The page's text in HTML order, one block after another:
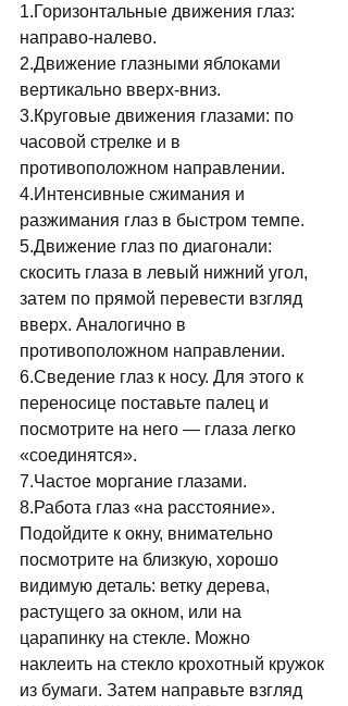
1.Горизонтальные движения глаз:
направо-налево.
2.Движение глазными яблоками
вертикально вверх-вниз.
3.Круговые движения глазами: по
часовой стрелке и в
противоположном направлении.
4.Интенсивные сжимания и
разжимания глаз в быстром темпе.
5.Движение глаз по диагонали:
скосить глаза в левый нижний угол,
затем по прямой перевести взгляд
вверх. Аналогично в
противоположном направлении.
6.Сведение глаз к носу. Для этого к
переносице поставьте палец и
посмотрите на него — глаза легко
«соединятся».
7.Частое моргание глазами.
8.Работа глаз «на расстояние».
Подойдите к окну, внимательно
посмотрите на близкую, хорошо
видимую деталь: ветку дерева,
растущего за окном, или на
царапинку на стекле. Можно
наклеить на стекло крохотный кружок
из бумаги. Затем направьте взгляд